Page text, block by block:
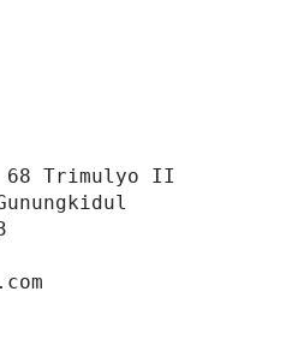
68 Trimulyo II